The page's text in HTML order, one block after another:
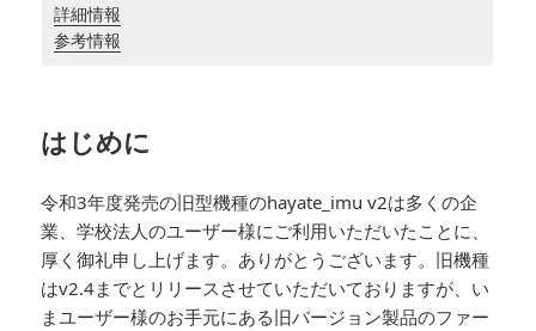
詳細情報
参考情報
はじめに
令和3年度発売の旧型機種のhayate_imu v2は多くの企
業、学校法人のユーザー様にご利用いただいたことに、
厚く御礼申し上げます。ありがとうございます。旧機種
はv2.4までとリリースさせていただいておりますが、い
まユーザー様のお手元にある旧バージョン製品のファー